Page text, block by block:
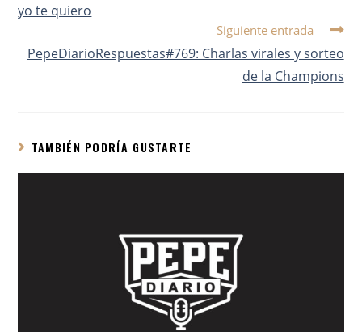
yo te quiero
Siguiente entrada
PepeDiarioRespuestas#769: Charlas virales y sorteo
de la Champions
TAMBIÉN PODRÍA GUSTARTE